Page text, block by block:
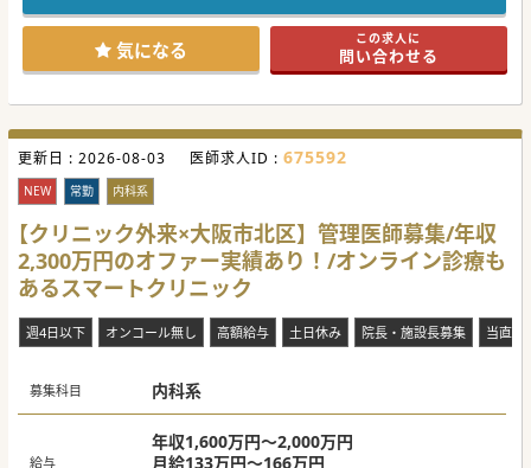
気になる この求人に
問い合わせる
更新日 : 2026-08-03 医師求人ID : 675592
NEW 常勤 内科系
【クリニック外来×大阪市北区】管理医師募集/年収
2,300万円のオファー実績あり！/オンライン診療も
あるスマートクリニック
週4日以下 オンコール無し 高額給与 土日休み 院長・施設長募集 当直な
募集科目 内科系
給与
年収1,600万円～2,000万円
月給133万円～166万円